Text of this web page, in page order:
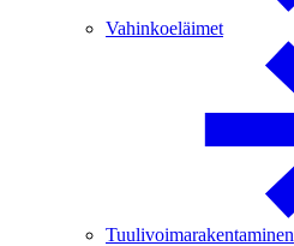
Vahinkoeläimet
Tuulivoimarakentaminen